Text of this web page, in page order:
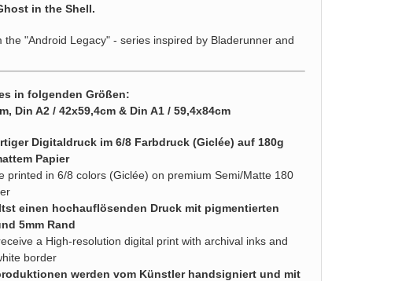
in the Shell.
the "Android Legacy" - series inspired by Bladerunner and
in folgenden Größen:
Din A2 / 42x59,4cm & Din A1 / 59,4x84cm
Digitaldruck im 6/8 Farbdruck (Giclée) auf 180g
Papier
printed in 6/8 colors (Giclée) on premium Semi/Matte 180
einen hochauflösenden Druck mit pigmentierten
5mm Rand
a High-resolution digital print with archival inks and
border
werden vom Künstler handsigniert und mit